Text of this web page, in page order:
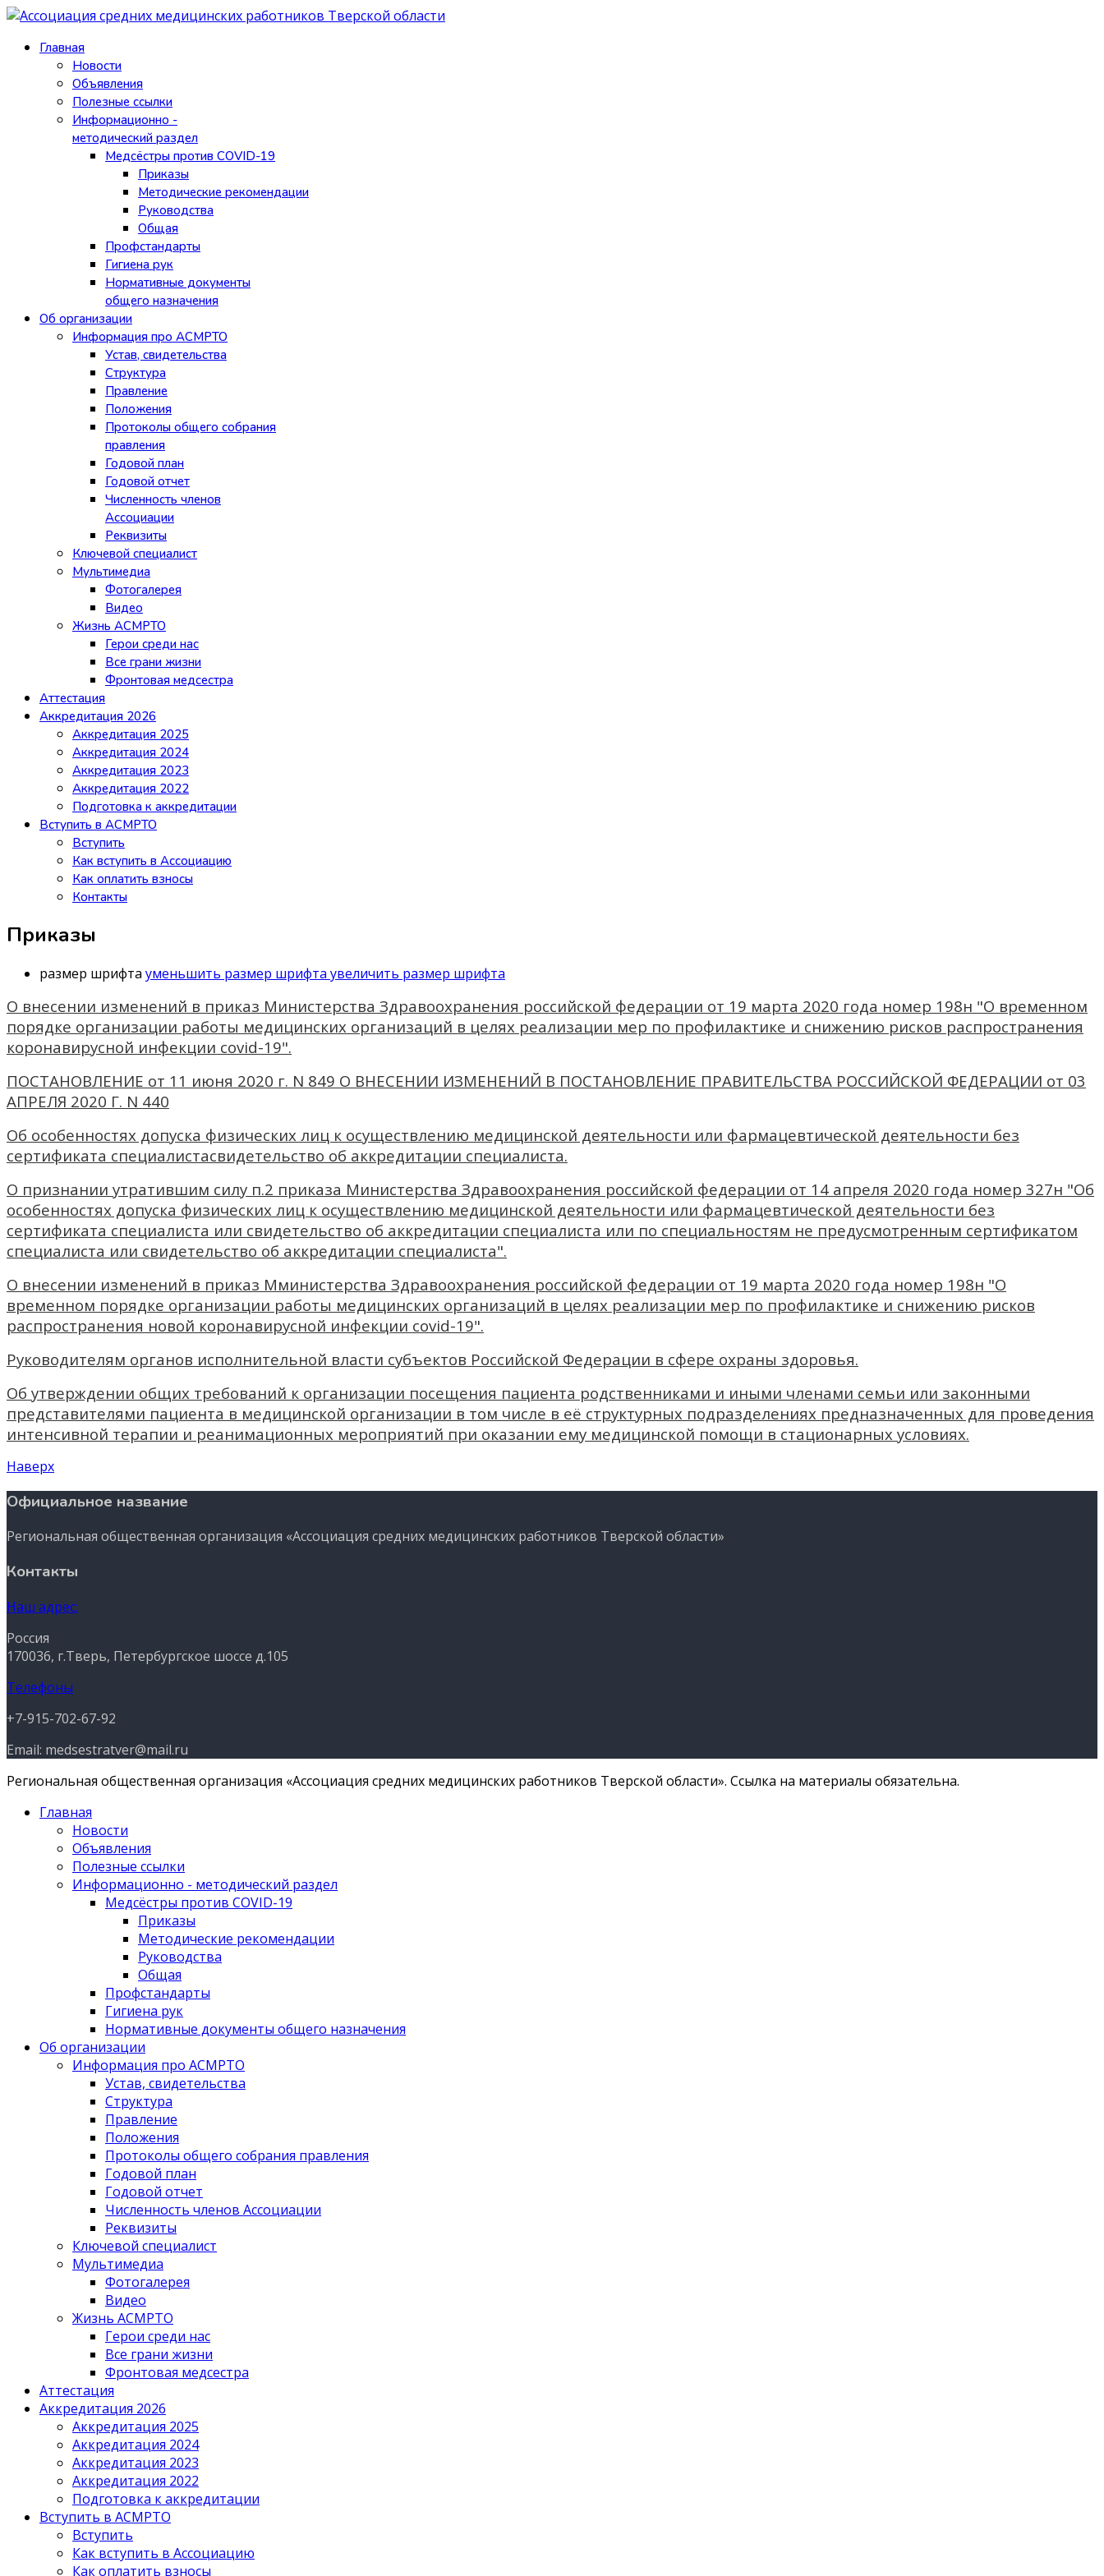
Главная
Новости
Объявления
Полезные ссылки
Информационно -
методический раздел
Медсёстры против COVID-19
Приказы
Методические рекомендации
Руководства
Общая
Профстандарты
Гигиена рук
Нормативные документы
общего назначения
Об организации
Информация про АСМРТО
Устав, свидетельства
Структура
Правление
Положения
Протоколы общего собрания
правления
Годовой план
Годовой отчет
Численность членов
Ассоциации
Реквизиты
Ключевой специалист
Мультимедиа
Фотогалерея
Видео
Жизнь АСМРТО
Герои среди нас
Все грани жизни
Фронтовая медсестра
Аттестация
Аккредитация 2026
Аккредитация 2025
Аккредитация 2024
Аккредитация 2023
Аккредитация 2022
Подготовка к аккредитации
Вступить в АСМРТО
Вступить
Как вступить в Ассоциацию
Как оплатить взносы
Контакты
Приказы
размер шрифта уменьшить размер шрифта увеличить размер шрифта
О внесении изменений в приказ Министерства Здравоохранения российской федерации от 19 марта 2020 года номер 198н "О временном
порядке организации работы медицинских организаций в целях реализации мер по профилактике и снижению рисков распространения
коронавирусной инфекции covid-19".
ПОСТАНОВЛЕНИЕ от 11 июня 2020 г. N 849 О ВНЕСЕНИИ ИЗМЕНЕНИЙ В ПОСТАНОВЛЕНИЕ ПРАВИТЕЛЬСТВА РОССИЙСКОЙ ФЕДЕРАЦИИ от 03
АПРЕЛЯ 2020 Г. N 440
Об особенностях допуска физических лиц к осуществлению медицинской деятельности или фармацевтической деятельности без
сертификата специалистасвидетельство об аккредитации специалиста.
О признании утратившим силу п.2 приказа Министерства Здравоохранения российской федерации от 14 апреля 2020 года номер 327н "Об
особенностях допуска физических лиц к осуществлению медицинской деятельности или фармацевтической деятельности без
сертификата специалиста или свидетельство об аккредитации специалиста или по специальностям не предусмотренным сертификатом
специалиста или свидетельство об аккредитации специалиста".
О внесении изменений в приказ Мминистерства Здравоохранения российской федерации от 19 марта 2020 года номер 198н "О
временном порядке организации работы медицинских организаций в целях реализации мер по профилактике и снижению рисков
распространения новой коронавирусной инфекции covid-19".
Руководителям органов исполнительной власти субъектов Российской Федерации в сфере охраны здоровья.
Об утверждении общих требований к организации посещения пациента родственниками и иными членами семьи или законными
представителями пациента в медицинской организации в том числе в её структурных подразделениях предназначенных для проведения
интенсивной терапии и реанимационных мероприятий при оказании ему медицинской помощи в стационарных условиях.
Наверх
Официальное название
Региональная общественная организация «Ассоциация средних медицинских работников Тверской области»
Контакты
Наш адрес:
Россия
170036, г.Тверь, Петербургское шоссе д.105
Телефоны
+7-915-702-67-92
Email: medsestratver@mail.ru
Региональная общественная организация «Ассоциация средних медицинских работников Тверской области». Ссылка на материалы обязательна.
Главная
Новости
Объявления
Полезные ссылки
Информационно - методический раздел
Медсёстры против COVID-19
Приказы
Методические рекомендации
Руководства
Общая
Профстандарты
Гигиена рук
Нормативные документы общего назначения
Об организации
Информация про АСМРТО
Устав, свидетельства
Структура
Правление
Положения
Протоколы общего собрания правления
Годовой план
Годовой отчет
Численность членов Ассоциации
Реквизиты
Ключевой специалист
Мультимедиа
Фотогалерея
Видео
Жизнь АСМРТО
Герои среди нас
Все грани жизни
Фронтовая медсестра
Аттестация
Аккредитация 2026
Аккредитация 2025
Аккредитация 2024
Аккредитация 2023
Аккредитация 2022
Подготовка к аккредитации
Вступить в АСМРТО
Вступить
Как вступить в Ассоциацию
Как оплатить взносы